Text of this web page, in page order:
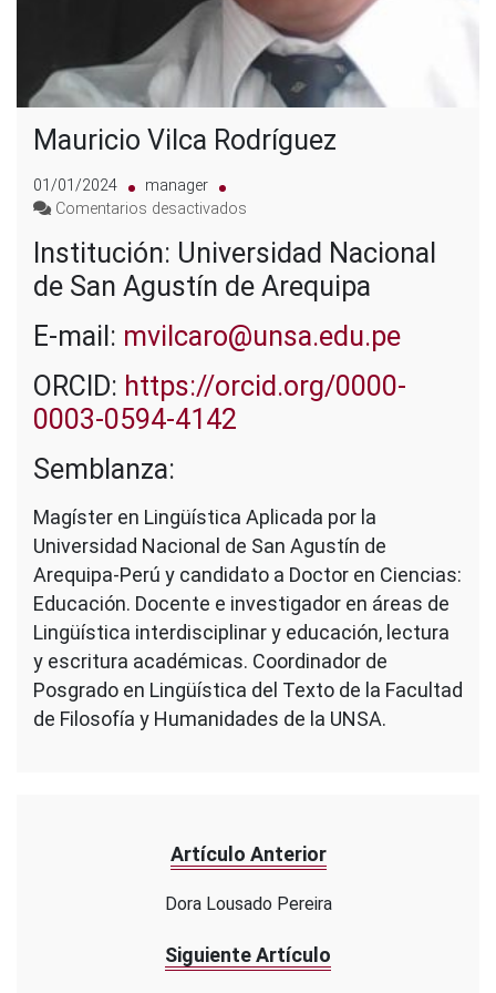
Mauricio Vilca Rodríguez
01/01/2024
manager
Comentarios desactivados
Vilca
Rodríguez
Institución: Universidad Nacional
de San Agustín de Arequipa
E-mail: mvilcaro@unsa.edu.pe
ORCID: https://orcid.org/0000-
0003-0594-4142
Semblanza:
Magíster en Lingüística Aplicada por la
Universidad Nacional de San Agustín de
Arequipa-Perú y candidato a Doctor en Ciencias:
Educación. Docente e investigador en áreas de
Lingüística interdisciplinar y educación, lectura
y escritura académicas. Coordinador de
Posgrado en Lingüística del Texto de la Facultad
de Filosofía y Humanidades de la UNSA.
Artículo Anterior
Dora Lousado Pereira
Siguiente Artículo